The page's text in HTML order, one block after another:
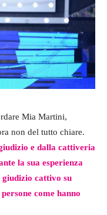
Mia Martini,
non del tutto chiare.
e dalla cattiveria
la sua esperienza
giudizio cattivo su
come hanno